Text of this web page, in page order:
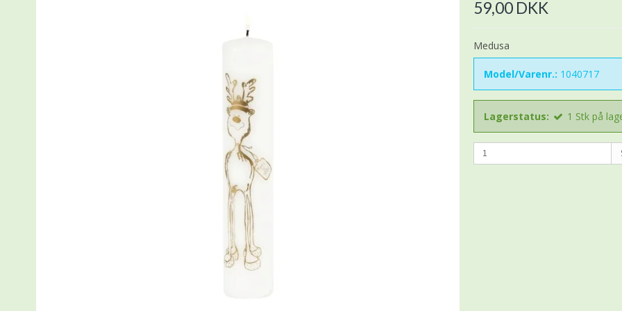
59,00 DKK
Medusa
Model/Varenr.: 1040717
Lagerstatus: 1 Stk på